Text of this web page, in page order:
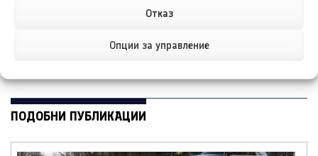
Отказ
Опции за управление
Какво знаем за най-
ПОДОБНИ ПУБЛИКАЦИИ